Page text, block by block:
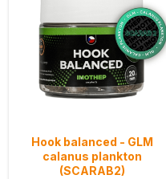
Hook balanced - GLM
calanus plankton
(SCARAB2)